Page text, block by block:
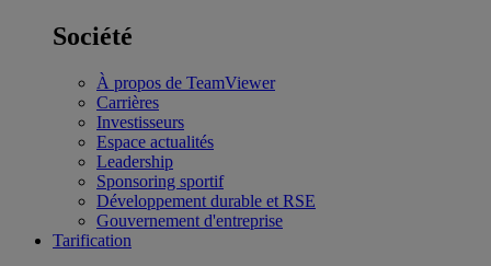
Société
À propos de TeamViewer
Carrières
Investisseurs
Espace actualités
Leadership
Sponsoring sportif
Développement durable et RSE
Gouvernement d'entreprise
Tarification